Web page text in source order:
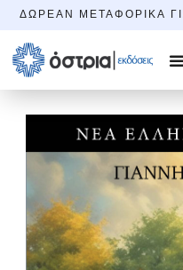
ΔΩΡΕΆΝ ΜΕΤΑΦΟΡΙΚΆ